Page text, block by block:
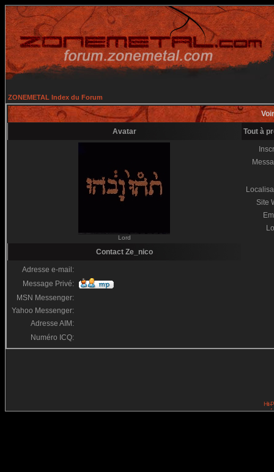
ZONEMETAL Index du Forum
Avatar Tout à
Lord
Site
Contact Ze_nico
Adresse e-mail:
Message Privé:
MSN Messenger:
Yahoo Messenger:
Adresse AIM:
Numéro ICQ: